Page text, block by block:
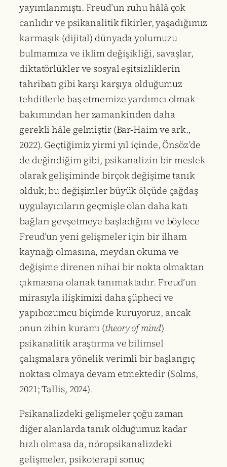
yayımlanmıştı. Freud’un ruhu hâlâ çok
canlıdır ve psikanalitik fikirler, yaşadığımız
karmaşık (dijital) dünyada yolumuzu
bulmamıza ve iklim değişikliği, savaşlar,
diktatörlükler ve sosyal eşitsizliklerin
tahribatı gibi karşı karşıya olduğumuz
tehditlerle baş etmemize yardımcı olmak
bakımından her zamankinden daha
gerekli hâle gelmiştir (Bar-Haim ve ark.,
2022). Geçtiğimiz yirmi yıl içinde, Önsöz’de
de değindiğim gibi, psikanalizin bir meslek
olarak gelişiminde birçok değişime tanık
olduk; bu değişimler büyük ölçüde çağdaş
uygulayıcıların geçmişle olan daha katı
bağları gevşetmeye başladığını ve böylece
Freud’un yeni gelişmeler için bir ilham
kaynağı olmasına, meydan okuma ve
değişime direnen nihai bir nokta olmaktan
çıkmasına olanak tanımaktadır. Freud’un
mirasıyla ilişkimizi daha şüpheci ve
yapıbozumcu biçimde kuruyoruz, ancak
onun zihin kuramı (theory of mind)
psikanalitik araştırma ve bilimsel
çalışmalara yönelik verimli bir başlangıç
noktası olmaya devam etmektedir (Solms,
2021; Tallis, 2024).
Psikanalizdeki gelişmeler çoğu zaman
diğer alanlarda tanık olduğumuz kadar
hızlı olmasa da, nöropsikanalizdeki
gelişmeler, psikoterapi sonuç